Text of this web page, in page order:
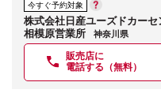
今すぐ予約対象
株式会社日産ユーズドカーセ
相模原営業所
神奈川県
販売店に
電話する（無料）